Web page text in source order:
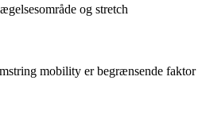
og stretch
mobility er begrænsende faktor